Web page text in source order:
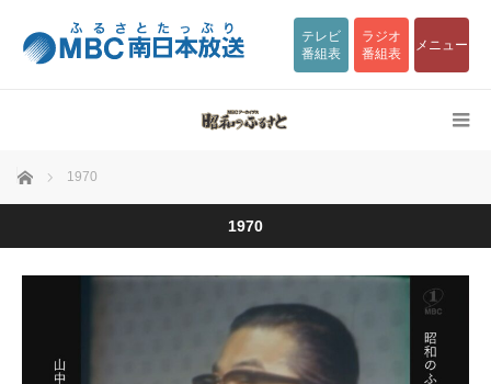
テレビ
番組表
ラジオ
番組表
メニュー
ホーム 1970
1970